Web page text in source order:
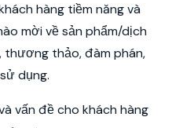
hàng tiềm năng và
mời về sản phẩm/dịch
thảo, đàm phán,
dụng.
vấn đề cho khách hàng